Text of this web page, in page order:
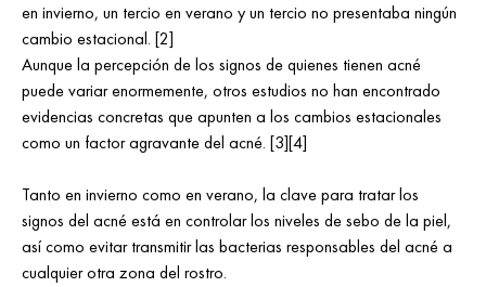
en invierno, un tercio en verano y un tercio no presentaba ningún
cambio estacional. [2]
Aunque la percepción de los signos de quienes tienen acné
puede variar enormemente, otros estudios no han encontrado
evidencias concretas que apunten a los cambios estacionales
como un factor agravante del acné. [3][4]
Tanto en invierno como en verano, la clave para tratar los
signos del acné está en controlar los niveles de sebo de la piel,
así como evitar transmitir las bacterias responsables del acné a
cualquier otra zona del rostro.